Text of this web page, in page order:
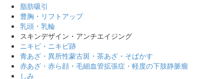
脂肪吸引
豊胸・リフトアップ
乳頭・乳輪
スキンデザイン・アンチエイジング
ニキビ・ニキビ跡
青あざ・異所性蒙古斑・茶あざ・そばかす
赤あざ・赤ら顔・毛細血管拡張症・軽度の下肢静脈瘤
しみ